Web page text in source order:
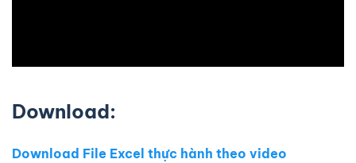
Download:
Download File Excel thực hành theo video